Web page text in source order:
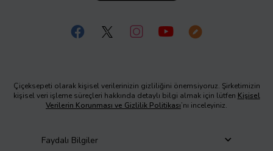
Çiçeksepeti olarak kişisel verilerinizin gizliliğini önemsiyoruz. Şirketimizin
kişisel veri işleme süreçleri hakkında detaylı bilgi almak için lütfen Kişisel
Verilerin Korunması ve Gizlilik Politikası’nı inceleyiniz.
Faydalı Bilgiler